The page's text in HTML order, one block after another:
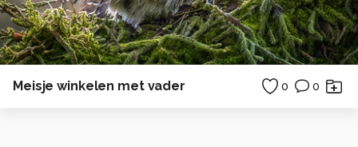
Meisje winkelen met vader 0 0